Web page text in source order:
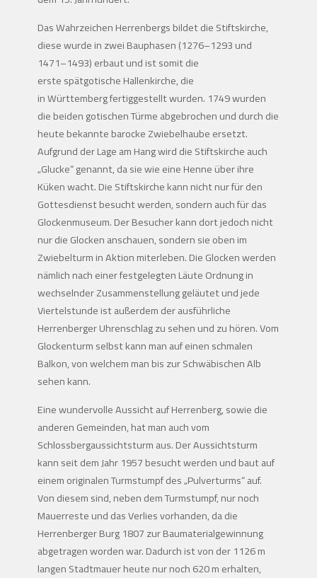
Das Wahrzeichen Herrenbergs bildet die Stiftskirche,
diese wurde in zwei Bauphasen (1276–1293 und
1471–1493) erbaut und ist somit die
erste spätgotische Hallenkirche, die
in Württemberg fertiggestellt wurden. 1749 wurden
die beiden gotischen Türme abgebrochen und durch die
heute bekannte barocke Zwiebelhaube ersetzt.
Aufgrund der Lage am Hang wird die Stiftskirche auch
„Glucke“ genannt, da sie wie eine Henne über ihre
Küken wacht. Die Stiftskirche kann nicht nur für den
Gottesdienst besucht werden, sondern auch für das
Glockenmuseum. Der Besucher kann dort jedoch nicht
nur die Glocken anschauen, sondern sie oben im
Zwiebelturm in Aktion miterleben. Die Glocken werden
nämlich nach einer festgelegten Läute Ordnung in
wechselnder Zusammenstellung geläutet und jede
Viertelstunde ist außerdem der ausführliche
Herrenberger Uhrenschlag zu sehen und zu hören. Vom
Glockenturm selbst kann man auf einen schmalen
Balkon, von welchem man bis zur Schwäbischen Alb
sehen kann.
Eine wundervolle Aussicht auf Herrenberg, sowie die
anderen Gemeinden, hat man auch vom
Schlossbergaussichtsturm aus. Der Aussichtsturm
kann seit dem Jahr 1957 besucht werden und baut auf
einem originalen Turmstumpf des „Pulverturms“ auf.
Von diesem sind, neben dem Turmstumpf, nur noch
Mauerreste und das Verlies vorhanden, da die
Herrenberger Burg 1807 zur Baumaterialgewinnung
abgetragen worden war. Dadurch ist von der 1126 m
langen Stadtmauer heute nur noch 620 m erhalten,